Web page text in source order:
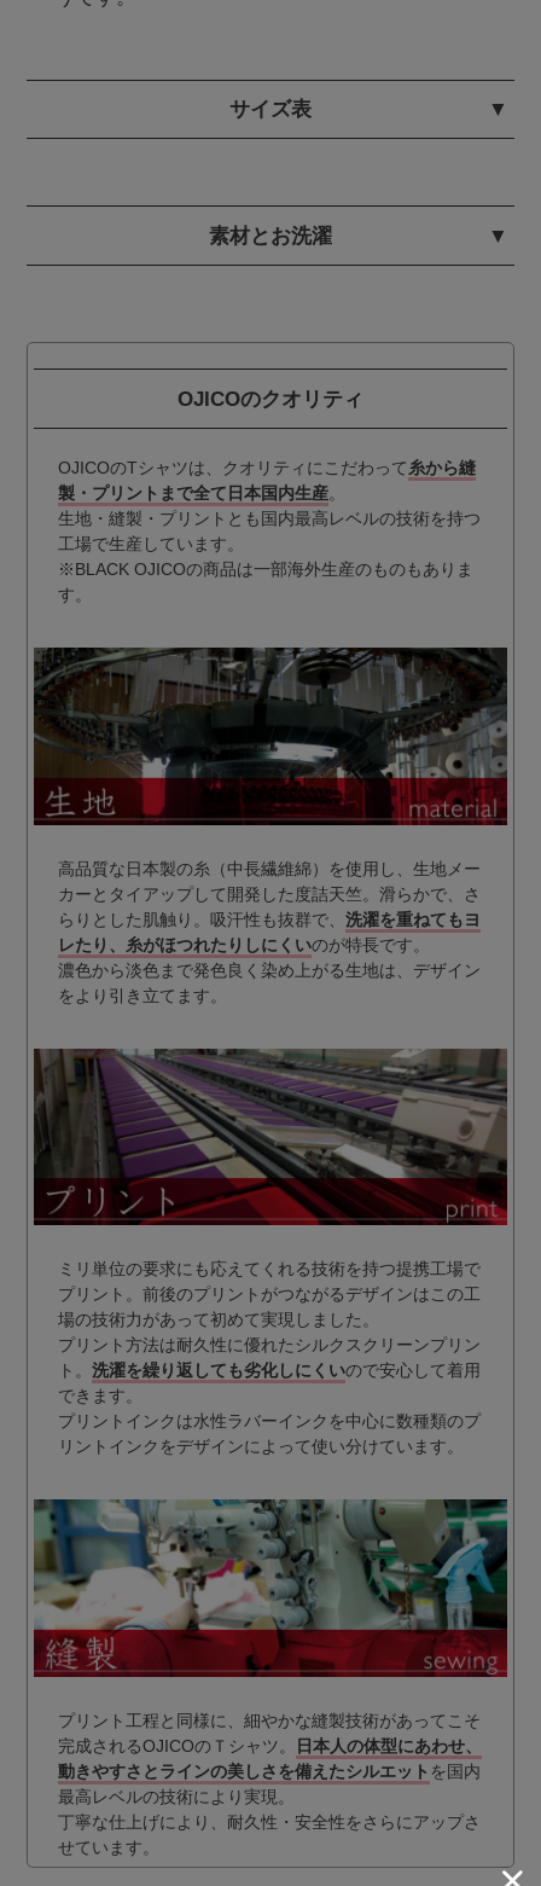
サイズ表
素材とお洗濯
OJICOのクオリティ
OJICOのTシャツは、クオリティにこだわって 糸から縫
製・プリントまで全て日本国内生産。
生地・縫製・プリントとも国内最高レベルの技術を持つ
工場で生産しています。
※BLACK OJICOの商品は一部海外生産のものもありま
す。
高品質な日本製の糸（中長繊維綿）を使用し、生地メー
カーとタイアップして開発した度詰天竺。滑らかで、さ
らりとした肌触り。吸汗性も抜群で、 洗濯を重ねてもヨ
レたり、糸がほつれたりしにくいのが特長です。
濃色から淡色まで発色良く染め上がる生地は、デザイン
をより引き立てます。
ミリ単位の要求にも応えてくれる技術を持つ提携工場で
プリント。前後のプリントがつながるデザインはこの工
場の技術力があって初めて実現しました。
プリント方法は耐久性に優れたシルクスクリーンプリン
ト。 洗濯を繰り返しても劣化しにくいので安心して着用
できます。
プリントインクは水性ラバーインクを中心に数種類のプ
リントインクをデザインによって使い分けています。
プリント工程と同様に、細やかな縫製技術があってこそ
完成されるOJICOのＴシャツ。
日本人の体型にあわせ、
動きやすさとラインの美しさを備えたシルエット を国内
最高レベルの技術により実現。
丁寧な仕上げにより、耐久性・安全性をさらにアップさ
せています。